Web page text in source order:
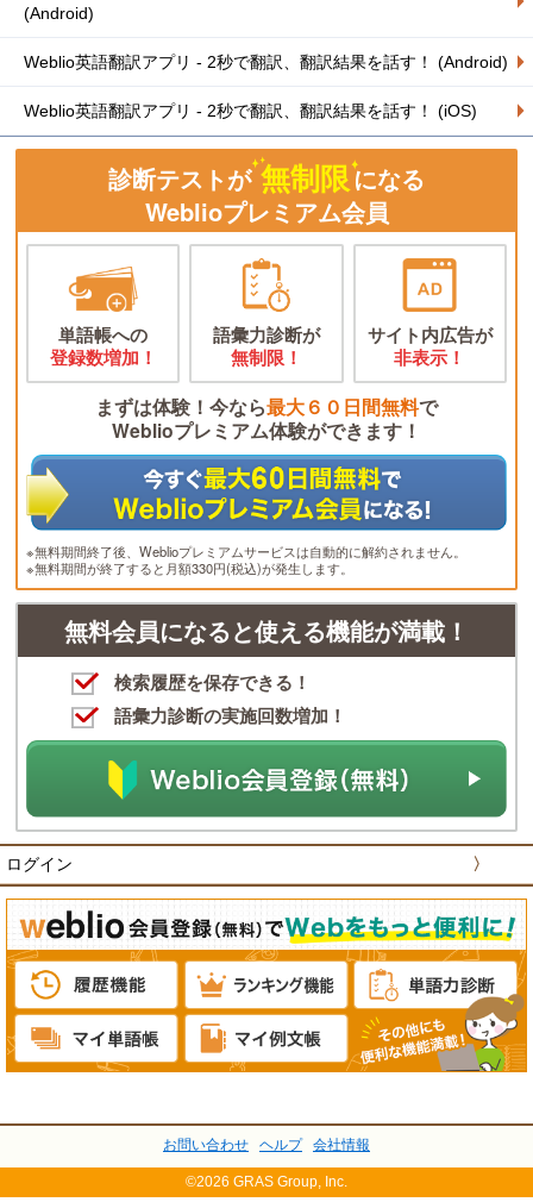
(Android)
Weblio英語翻訳アプリ - 2秒で翻訳、翻訳結果を話す！ (Android)
Weblio英語翻訳アプリ - 2秒で翻訳、翻訳結果を話す！ (iOS)
診断テストが 無制限になる
Weblioプレミアム会員
単語帳への
登録数増加！
語彙力診断が
無制限！
サイト内広告が
非表示！
まずは体験！今なら最大６０日間無料で
Weblioプレミアム体験ができます！
※無料期間終了後、Weblioプレミアムサービスは自動的に解約されません。
※無料期間が終了すると月額330円(税込)が発生します。
無料会員になると使える機能が満載！
検索履歴を保存できる！
語彙力診断の実施回数増加！
ログイン 〉
お問い合わせ ヘルプ 会社情報
©2026 GRAS Group, Inc.